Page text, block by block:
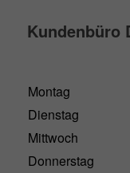
Kundenbüro
Montag
Dienstag
Mittwoch
Donnerstag